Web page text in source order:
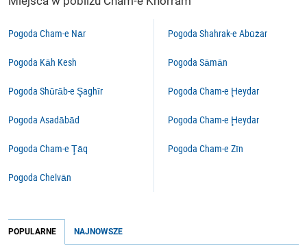
Pogoda Cham-e Nār
Pogoda Kāh Kesh
Pogoda Shūrāb-e Şaghīr
Pogoda Asadābād
Pogoda Cham-e Ţāq
Pogoda Chelvān
Pogoda Shahrak-e Abūz̄ar
Pogoda Sāmān
Pogoda Cham-e Ḩeydar
Pogoda Cham-e Ḩeydar
Pogoda Cham-e Zīn
POPULARNE NAJNOWSZE